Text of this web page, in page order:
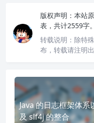
版权声明： 本站
表，共计2559字。
转载说明： 除特
布，转载请注明出
Java 的日志框架体系
及 slf4j 的整合